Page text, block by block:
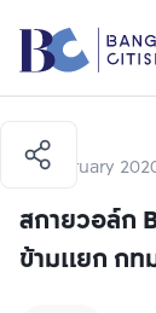
14 February
สกายวอล์ก
ข้ามแยก กท